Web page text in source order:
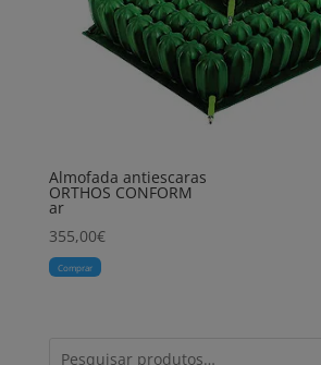
Almofada antiescaras
ORTHOS CONFORM
ar
355,00€
Comprar